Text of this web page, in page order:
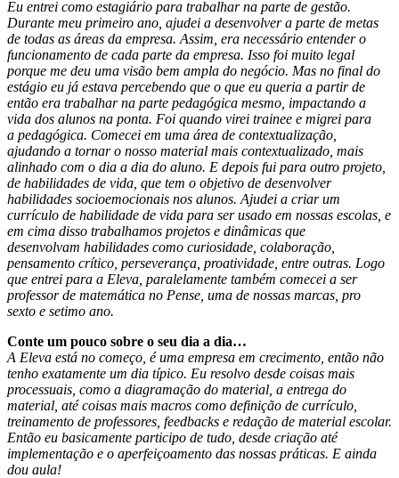
Eu entrei como estagiário para trabalhar na parte de gestão.
Durante meu primeiro ano, ajudei a desenvolver a parte de metas
de todas as áreas da empresa. Assim, era necessário entender o
funcionamento de cada parte da empresa. Isso foi muito legal
porque me deu uma visão bem ampla do negócio. Mas no final do
estágio eu já estava percebendo que o que eu queria a partir de
então era trabalhar na parte pedagógica mesmo, impactando a
vida dos alunos na ponta. Foi quando virei trainee e migrei para
a pedagógica. Comecei em uma área de contextualização,
ajudando a tornar o nosso material mais contextualizado, mais
alinhado com o dia a dia do aluno. E depois fui para outro projeto,
de habilidades de vida, que tem o objetivo de desenvolver
habilidades socioemocionais nos alunos. Ajudei a criar um
currículo de habilidade de vida para ser usado em nossas escolas, e
em cima disso trabalhamos projetos e dinâmicas que
desenvolvam habilidades como curiosidade, colaboração,
pensamento crítico, perseverança, proatividade, entre outras. Logo
que entrei para a Eleva, paralelamente também comecei a ser
professor de matemática no Pense, uma de nossas marcas, pro
sexto e setimo ano.
Conte um pouco sobre o seu dia a dia…
A Eleva está no começo, é uma empresa em crecimento, então não
tenho exatamente um dia típico. Eu resolvo desde coisas mais
processuais, como a diagramação do material, a entrega do
material, até coisas mais macros como definição de currículo,
treinamento de professores, feedbacks e redação de material escolar.
Então eu basicamente participo de tudo, desde criação até
implementação e o aperfeiçoamento das nossas práticas. E ainda
dou aula!